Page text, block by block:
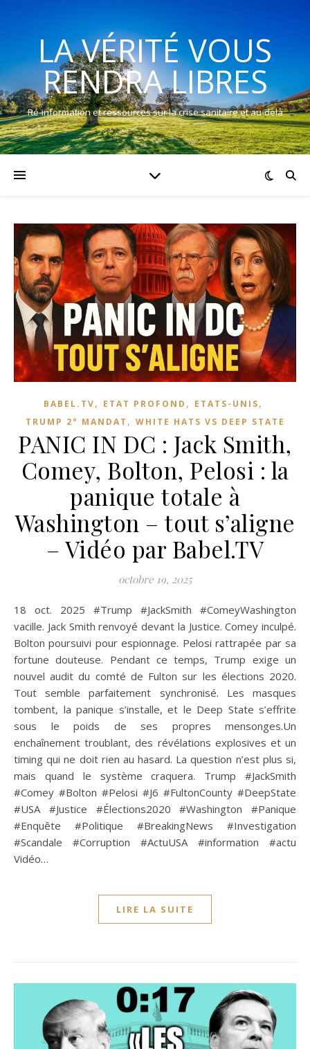
LA VÉRITÉ VOUS
RENDRA LIBRES
Ré-information et ressources sur la crise sanitaire et au-delà
BABEL.TV, ETAT PROFOND , ETATS-UNIS,
TRUMP 2° MANDAT , WHITE HATS VS DEEP STATE
PANIC IN DC : Jack Smith,
Comey, Bolton, Pelosi : la
panique totale à
Washington – tout s’aligne
– Vidéo par Babel.TV
octobre 19, 2025
18 oct. 2025 #Trump #JackSmith #ComeyWashington
vacille. Jack Smith renvoyé devant la Justice. Comey inculpé.
Bolton poursuivi pour espionnage. Pelosi rattrapée par sa
fortune douteuse. Pendant ce temps, Trump exige un
nouvel audit du comté de Fulton sur les élections 2020.
Tout semble parfaitement synchronisé. Les masques
tombent, la panique s’installe, et le Deep State s’effrite
sous le poids de ses propres mensonges.Un
enchaînement troublant, des révélations explosives et un
timing qui ne doit rien au hasard. La question n’est plus si,
mais quand le système craquera. Trump #JackSmith
#Comey #Bolton #Pelosi #J6 #FultonCounty #DeepState
#USA #Justice #Élections2020 #Washington #Panique
#Enquête #Politique #BreakingNews #Investigation
#Scandale #Corruption #ActuUSA #information #actu
Vidéo…
LIRE LA SUITE